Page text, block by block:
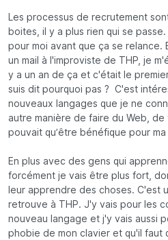
Les processus de recrutement
boites, il y a plus rien qui se
pour moi avant que ça se relance.
un mail à l'improviste de THP, je
y a un an de ça et c'était le
suis dit pourquoi pas ? C'est
nouveaux langages que je ne
autre manière de faire du Web,
pouvait qu’être bénéfique pour
En plus avec des gens qui
forcément je vais être plus fort,
leur apprendre des choses. C'est
retrouve à THP. J'y vais pour les
nouveau langage et j'y vais aussi
phobie de mon clavier et qu'il faut